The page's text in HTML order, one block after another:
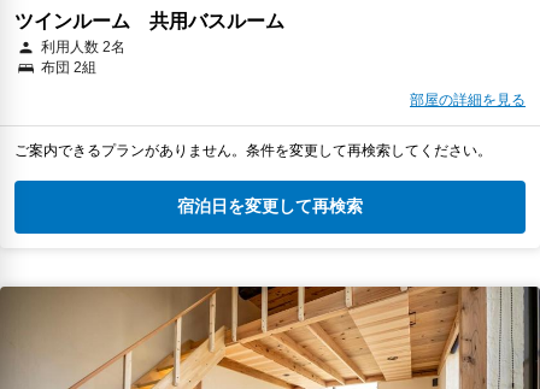
ツインルーム 共用バスルーム
利用人数 2名
布団 2組
部屋の詳細を見る
ご案内できるプランがありません。条件を変更して再検索してください。
宿泊日を変更して再検索